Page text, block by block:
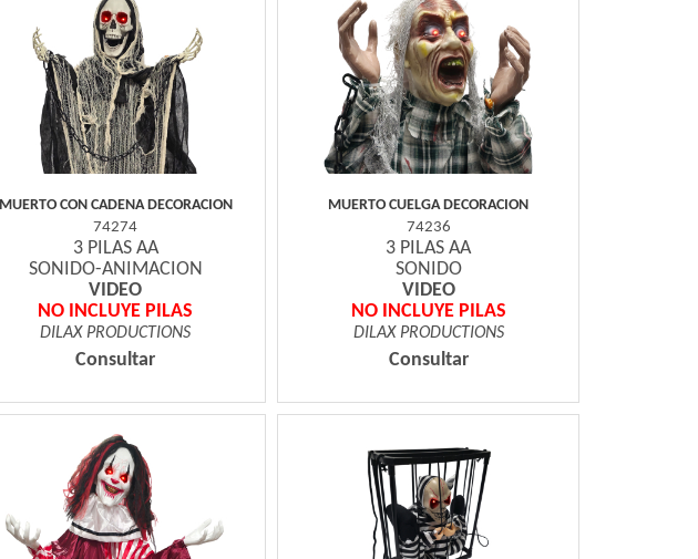
MUERTO CON CADENA DECORACION
74274
3 PILAS AA
SONIDO-ANIMACION
VIDEO
NO INCLUYE PILAS
DILAX PRODUCTIONS
Consultar
MUERTO CUELGA DECORACION
74236
3 PILAS AA
SONIDO
VIDEO
NO INCLUYE PILAS
DILAX PRODUCTIONS
Consultar